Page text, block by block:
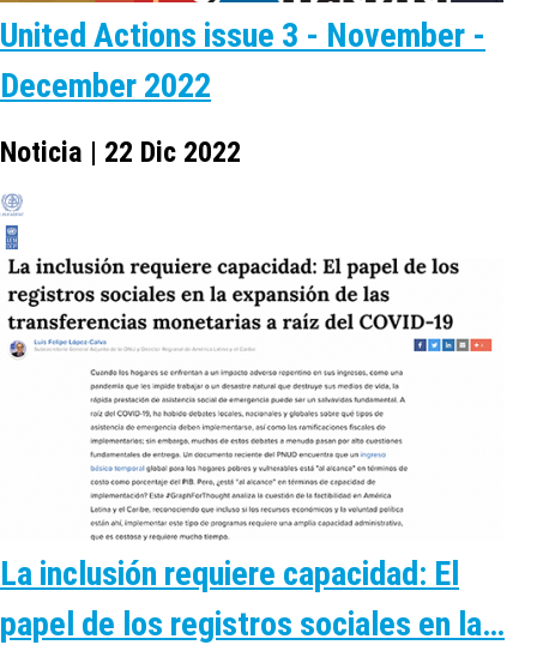
United Actions issue 3 - November -
December 2022
Noticia | 22 Dic 2022
La inclusión requiere capacidad: El
papel de los registros sociales en la…